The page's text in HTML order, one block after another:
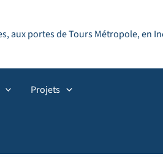
aux portes de Tours Métropole, en
Projets